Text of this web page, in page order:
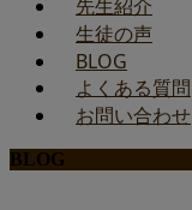
先生紹介
生徒の声
BLOG
よくある質問
お問い合わせ
BLOG